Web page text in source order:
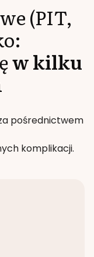
(PIT,
:
w kilku
pośrednictwem
komplikacji.